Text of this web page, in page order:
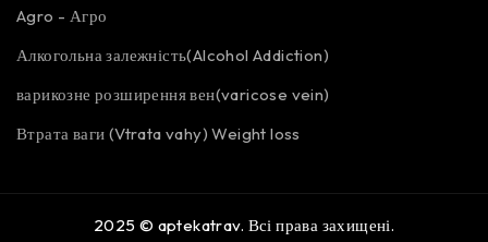
Agro - Агро
Алкогольна залежність(Alcohol Addiction)
варикозне розширення вен(varicose vein)
Втрата ваги (Vtrata vahy) Weight loss
2025 © aptekatrav. Всі права захищені.